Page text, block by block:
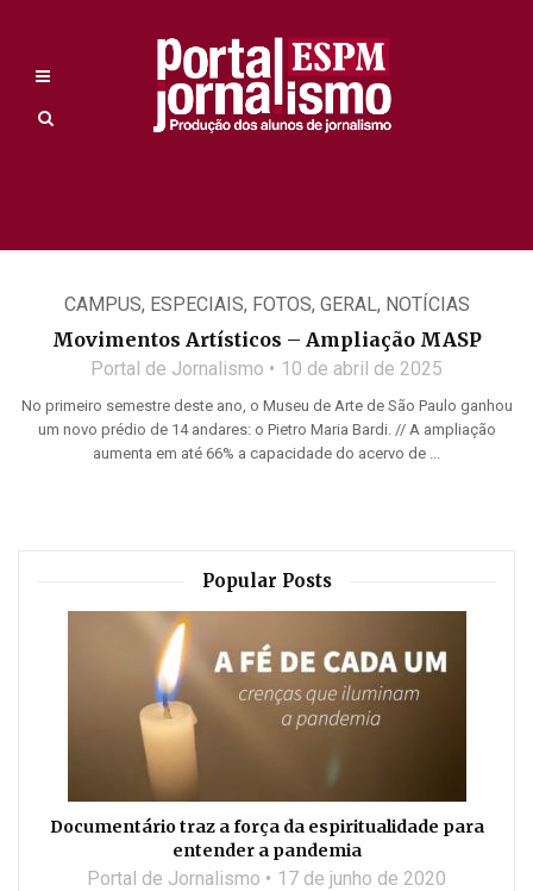
CAMPUS, ESPECIAIS, FOTOS, GERAL, NOTÍCIAS
Movimentos Artísticos – Ampliação MASP
Portal de Jornalismo 10 de abril de 2025
No primeiro semestre deste ano, o Museu de Arte de São Paulo ganhou
um novo prédio de 14 andares: o Pietro Maria Bardi. // A ampliação
aumenta em até 66% a capacidade do acervo de ...
Popular Posts
Documentário traz a força da espiritualidade para
entender a pandemia
Portal de Jornalismo 17 de junho de 2020